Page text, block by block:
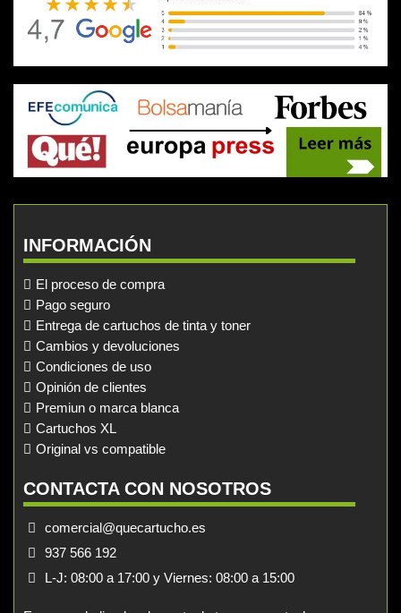
INFORMACIÓN
El proceso de compra
Pago seguro
Entrega de cartuchos de tinta y toner
Cambios y devoluciones
Condiciones de uso
Opinión de clientes
Premiun o marca blanca
Cartuchos XL
Original vs compatible
CONTACTA CON NOSOTROS
comercial@quecartucho.es
937 566 192
L-J: 08:00 a 17:00 y Viernes: 08:00 a 15:00